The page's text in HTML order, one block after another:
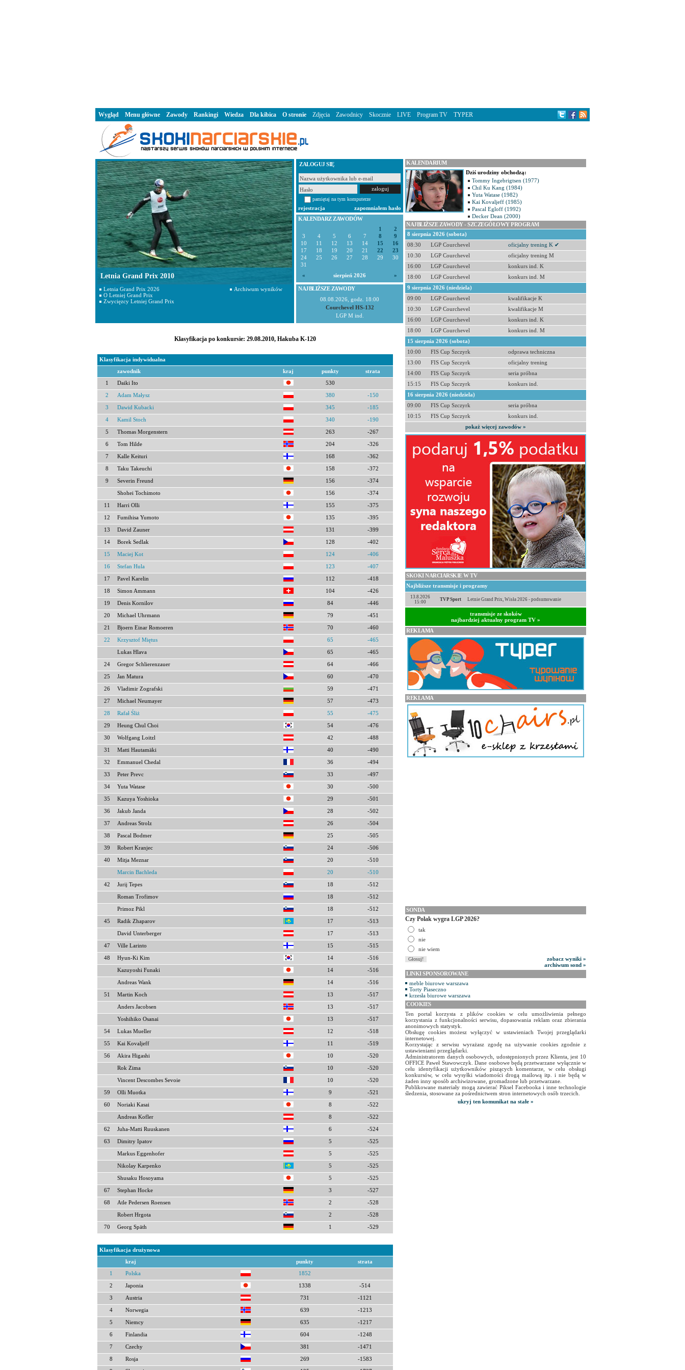
ZALOGUJ SIĘ
pamiętaj na tym komputerze
rejestracja
zapomniałem hasło
KALENDARZ ZAWODÓW
1
2
3
4 5 6 7 8
9
10
11 12 13 14 15
16
17
18 19 20 21 22
23
24
25 26 27 28 29
30
31
«
sierpień 2026 »
NAJBLIŻSZE ZAWODY
08.08.2026, godz. 18:00
Courchevel HS-132
LGP M ind.
Klasyfikacja po konkursie: 29.08.2010, Hakuba K-120
Klasyfikacja indywidualna
zawodnik kraj punkty strata
1 Daiki Ito 530
2 Adam Małysz 380 -150
3 Dawid Kubacki 345 -185
4 Kamil Stoch 340 -190
5 Thomas Morgenstern 263 -267
6 Tom Hilde 204 -326
7 Kalle Keituri 168 -362
8 Taku Takeuchi 158 -372
9 Severin Freund 156 -374
Shohei Tochimoto 156 -374
11 Harri Olli 155 -375
12 Fumihisa Yumoto 135 -395
13 David Zauner 131 -399
14 Borek Sedlak 128 -402
15 Maciej Kot 124 -406
16 Stefan Hula 123 -407
17 Pavel Karelin 112 -418
18 Simon Ammann 104 -426
19 Denis Kornilov 84 -446
20 Michael Uhrmann 79 -451
21 Bjoern Einar Romoeren 70 -460
22 Krzysztof Miętus 65 -465
Lukas Hlava 65 -465
24 Gregor Schlierenzauer 64 -466
25 Jan Matura 60 -470
26 Vladimir Zografski 59 -471
27 Michael Neumayer 57 -473
28 Rafał Śliż 55 -475
29 Heung Chul Choi 54 -476
30 Wolfgang Loitzl 42 -488
31 Matti Hautamäki 40 -490
32 Emmanuel Chedal 36 -494
33 Peter Prevc 33 -497
34 Yuta Watase 30 -500
35 Kazuya Yoshioka 29 -501
36 Jakub Janda 28 -502
37 Andreas Strolz 26 -504
38 Pascal Bodmer 25 -505
39 Robert Kranjec 24 -506
40 Mitja Meznar 20 -510
Marcin Bachleda 20 -510
42 Jurij Tepes 18 -512
Roman Trofimov 18 -512
Primoz Pikl 18 -512
45 Radik Zhaparov 17 -513
David Unterberger 17 -513
47 Ville Larinto 15 -515
48 Hyun-Ki Kim 14 -516
Kazuyoshi Funaki 14 -516
Andreas Wank 14 -516
51 Martin Koch 13 -517
Anders Jacobsen 13 -517
Yoshihiko Osanai 13 -517
54 Lukas Mueller 12 -518
55 Kai Kovaljeff 11 -519
56 Akira Higashi 10 -520
Rok Zima 10 -520
Vincent Descombes Sevoie 10 -520
59 Olli Muotka 9 -521
60 Noriaki Kasai 8 -522
Andreas Kofler 8 -522
62 Juha-Matti Ruuskanen 6 -524
63 Dimitry Ipatov 5 -525
Markus Eggenhofer 5 -525
Nikolay Karpenko 5 -525
Shusaku Hosoyama 5 -525
67 Stephan Hocke 3 -527
68 Atle Pedersen Roensen 2 -528
Robert Hrgota 2 -528
70 Georg Späth 1 -529
Klasyfikacja drużynowa
kraj punkty strata
1 Polska 1852
2 Japonia 1338 -514
3 Austria 731 -1121
4 Norwegia 639 -1213
5 Niemcy 635 -1217
6 Finlandia 604 -1248
7 Czechy 381 -1471
8 Rosja 269 -1583
Letnia Grand Prix 2010
Letnia Grand Prix 2026
Archiwum wyników
O Letniej Grand Prix
Zwycięzcy Letniej Grand Prix
KALENDARIUM
Dziś urodziny obchodzą:
Tommy Ingebrigtsen (1977)
Chil Ku Kang (1984)
Yuta Watase (1982)
Kai Kovaljeff (1985)
Pascal Egloff (1992)
Decker Dean (2000)
NAJBLIŻSZE ZAWODY - SZCZEGÓŁOWY PROGRAM
8 sierpnia 2026 (sobota)
08:30
LGP Courchevel
oficjalny trening K ✔
10:30
LGP Courchevel
oficjalny trening M
16:00
LGP Courchevel
konkurs ind. K
18:00
LGP Courchevel
konkurs ind. M
9 sierpnia 2026 (niedziela)
09:00
LGP Courchevel
kwalifikacje K
10:30
LGP Courchevel
kwalifikacje M
16:00
LGP Courchevel
konkurs ind. K
18:00
LGP Courchevel
konkurs ind. M
15 sierpnia 2026 (sobota)
10:00
FIS Cup Szczyrk
odprawa techniczna
13:00
FIS Cup Szczyrk
oficjalny trening
14:00
FIS Cup Szczyrk
seria próbna
15:15
FIS Cup Szczyrk
konkurs ind.
16 sierpnia 2026 (niedziela)
09:00
FIS Cup Szczyrk
seria próbna
10:15
FIS Cup Szczyrk
konkurs ind.
pokaż więcej zawodów »
SKOKI NARCIARSKIE W TV
Najbliższe transmisje i programy
13.8.2026
15:00
TVP Sport Letnie Grand Prix, Wisła 2026 - podsumowanie
transmisje ze skoków
najbardziej aktualny program TV »
REKLAMA
REKLAMA
SONDA
Czy Polak wygra LGP 2026?
tak
nie
nie wiem
zobacz wyniki »
archiwum sond »
LINKI SPONSOROWANE
meble biurowe warszawa
Torty Piaseczno
krzesła biurowe warszawa
COOKIES
Ten portal korzysta z plików cookies w celu umożliwienia pełnego
korzystania z funkcjonalności serwisu, dopasowania reklam oraz zbierania
anonimowych statystyk.
Obsługę cookies możesz wyłączyć w ustawieniach Twojej przeglądarki
internetowej.
Korzystając z serwisu wyrażasz zgodę na używanie cookies zgodnie z
ustawieniami przeglądarki.
Administratorem danych osobowych, udostępnionych przez Klienta, jest 10
OFFICE Paweł Stawowczyk. Dane osobowe będą przetwarzane wyłącznie w
celu identyfikacji użytkowników piszących komentarze, w celu obsługi
konkursów, w celu wysyłki wiadomości drogą mailową itp. i nie będą w
żaden inny sposób archiwizowane, gromadzone lub przetwarzane.
Publikowane materiały mogą zawierać Piksel Facebooka i inne technologie
śledzenia, stosowane za pośrednictwem stron internetowych osób trzecich.
ukryj ten komunikat na stałe »
Wygląd Menu główne Zawody Rankingi Wiedza Dla kibica O stronie Zdjęcia Zawodnicy Skocznie LIVE Program TV TYPER